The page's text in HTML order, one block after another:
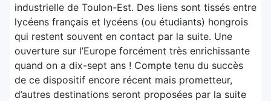
industrielle de Toulon-Est. Des liens sont tissés entre
lycéens français et lycéens (ou étudiants) hongrois
qui restent souvent en contact par la suite. Une
ouverture sur l’Europe forcément très enrichissante
quand on a dix-sept ans ! Compte tenu du succès
de ce dispositif encore récent mais prometteur,
d’autres destinations seront proposées par la suite